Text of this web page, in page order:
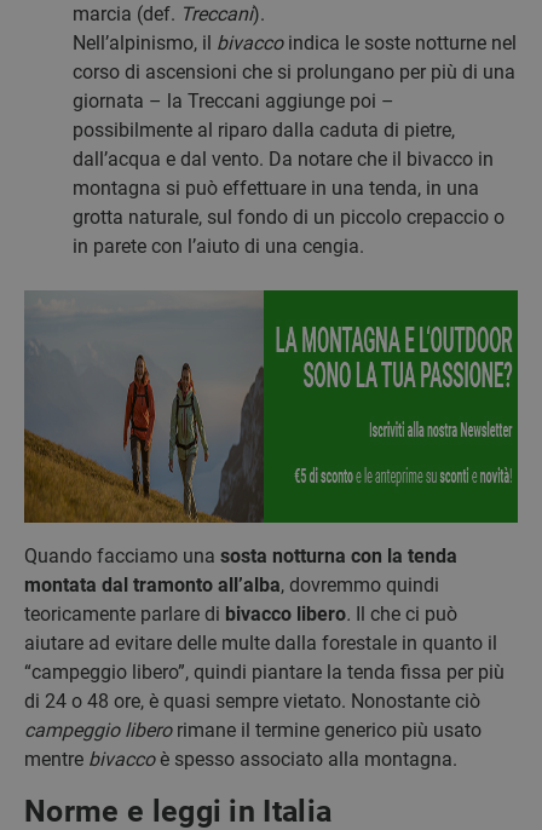
marcia (def. Treccani).
Nell’alpinismo, il bivaccoindica le soste notturne nel
corso di ascensioni che si prolungano per più di una
giornata – la Treccani aggiunge poi –
possibilmente al riparo dalla caduta di pietre,
dall’acqua e dal vento. Da notare che il bivacco in
montagna si può effettuare in una tenda, in una
grotta naturale, sul fondo di un piccolo crepaccio o
in parete con l’aiuto di una cengia.
Quando facciamo una sosta notturna con la tenda
montata dal tramonto all’alba, dovremmo quindi
teoricamente parlare di bivacco libero. Il che ci può
aiutare ad evitare delle multe dalla forestale in quanto il
“campeggio libero”, quindi piantare la tenda fissa per più
di 24 o 48 ore, è quasi sempre vietato. Nonostante ciò
campeggio liberorimane il termine generico più usato
mentre bivaccoè spesso associato alla montagna.
Norme e leggi in Italia